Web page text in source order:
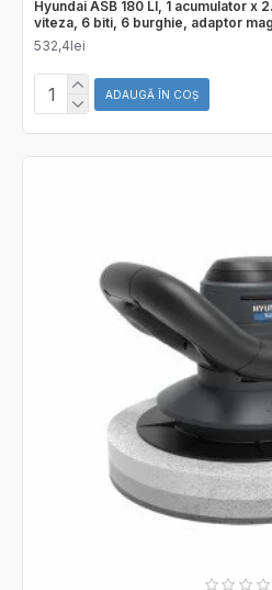
Hyundai ASB 180 LI, 1 acumulator x
viteza, 6 biti, 6 burghie, adaptor
532,4lei
ADAUGĂ ÎN COŞ